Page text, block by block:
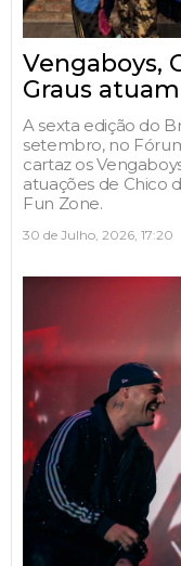
Vengaboys,
Graus
A sexta edição do
setembro, no
cartaz os
atuações de Chico
Fun Zone.
30 de Julho, 2026, 17:20